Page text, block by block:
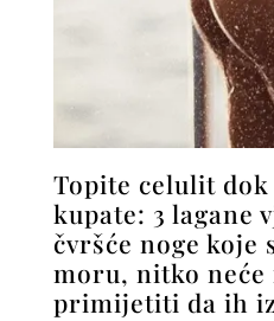
Topite celulit dok
kupate: 3 lagane
čvršće noge koje
moru, nitko neće
primijetiti da ih